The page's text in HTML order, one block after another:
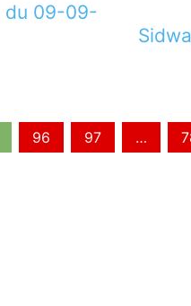
du 09-09-
96 97 …